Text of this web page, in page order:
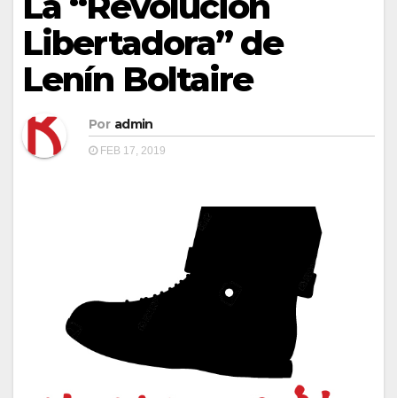
Libertadora” de
Lenín Boltaire
Por admin
FEB 17, 2019